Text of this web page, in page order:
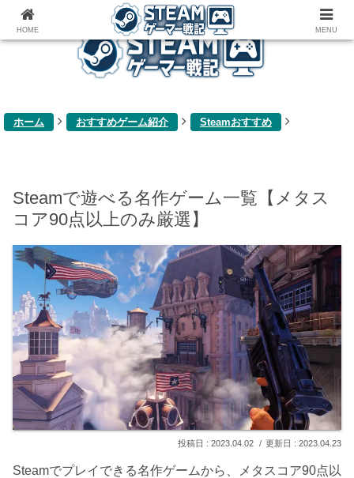
ゲーム関連雑記ブログ
ホーム おすすめゲーム紹介 Steamおすすめ
Steamで遊べる名作ゲーム一覧【メタス
コア90点以上のみ厳選】
2023.04.02 2023.04.23
Steamでプレイできる名作ゲームから、メタスコア90点以
HOME MENU